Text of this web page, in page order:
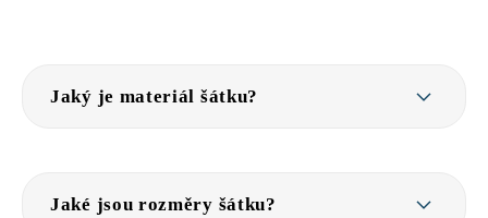
Jaký je materiál šátku?
Jaké jsou rozměry šátku?